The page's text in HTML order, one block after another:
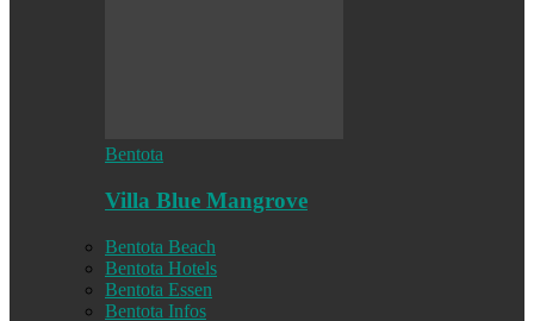
Bentota
Villa Blue Mangrove
Bentota Beach
Bentota Hotels
Bentota Essen
Bentota Infos